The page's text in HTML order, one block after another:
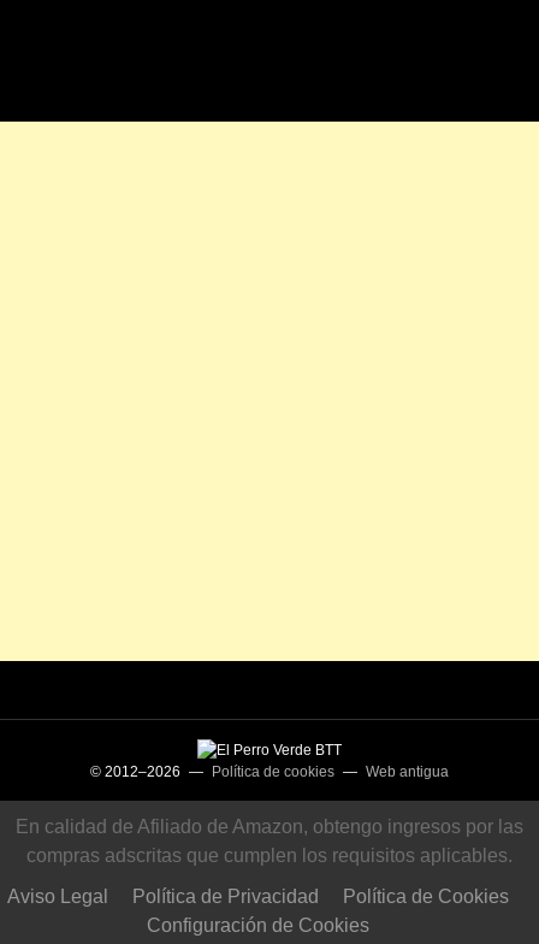
© 2012–2026 — Política de cookies — Web antigua
En calidad de Afiliado de Amazon, obtengo ingresos por las
compras adscritas que cumplen los requisitos aplicables.
Aviso Legal
Política de Privacidad
Política de Cookies
Configuración de Cookies